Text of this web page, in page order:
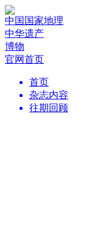
中国国家地理
中华遗产
博物
官网首页
首页
杂志内容
往期回顾